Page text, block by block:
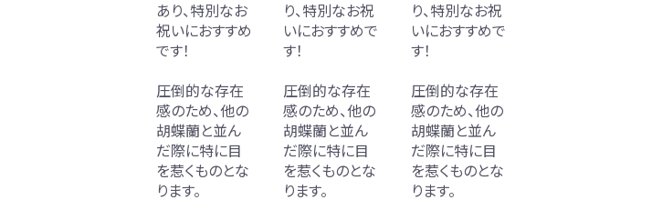
あり、特別なお
祝いにおすすめ
です！
圧倒的な存在
感のため、他の
胡蝶蘭と並ん
だ際に特に目
を惹くものとな
ります。
り、特別なお祝
いにおすすめで
す！
圧倒的な存在
感のため、他の
胡蝶蘭と並ん
だ際に特に目
を惹くものとな
ります。
り、特別なお祝
いにおすすめで
す！
圧倒的な存在
感のため、他の
胡蝶蘭と並ん
だ際に特に目
を惹くものとな
ります。